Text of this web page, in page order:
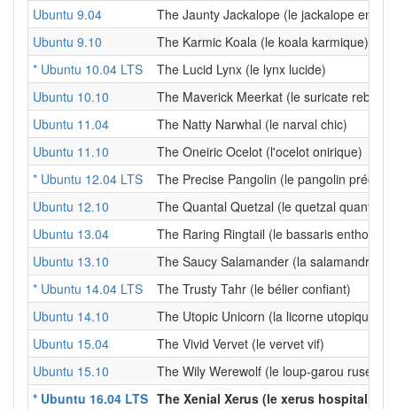
Ubuntu 9.04
The Jaunty Jackalope (le jackalope
Ubuntu 9.10
The Karmic Koala (le koala karmique)
* Ubuntu 10.04 LTS
The Lucid Lynx (le lynx lucide)
Ubuntu 10.10
The Maverick Meerkat (le suricate rebelle)
Ubuntu 11.04
The Natty Narwhal (le narval chic)
Ubuntu 11.10
The Oneiric Ocelot (l'ocelot onirique)
* Ubuntu 12.04 LTS
The Precise Pangolin (le pangolin précis)
Ubuntu 12.10
The Quantal Quetzal (le quetzal
Ubuntu 13.04
The Raring Ringtail (le bassaris
Ubuntu 13.10
The Saucy Salamander (la salamandre
* Ubuntu 14.04 LTS
The Trusty Tahr (le bélier confiant)
Ubuntu 14.10
The Utopic Unicorn (la licorne utopique)
Ubuntu 15.04
The Vivid Vervet (le vervet vif)
Ubuntu 15.10
The Wily Werewolf (le loup-garou rusé)
* Ubuntu 16.04 LTS The Xenial Xerus (le xerus hospitalier)